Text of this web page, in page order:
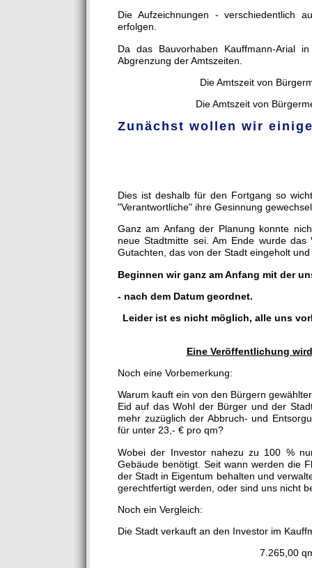
Die Aufzeichnungen - verschiedentlich
erfolgen.
Da das Bauvorhaben Kauffmann-Arial
Abgrenzung der Amtszeiten.
Die Amtszeit von
Die Amtszeit von
Zunächst wollen wir
Dies ist deshalb für den Fortgang so
"Verantwortliche" ihre Gesinnung
Ganz am Anfang der Planung konnte
neue Stadtmitte sei. Am Ende wurde das
Gutachten, das von der Stadt eingeholt
Beginnen wir ganz am Anfang mit der
- nach dem Datum geordnet.
Leider ist es nicht möglich, alle uns
Eine Veröffentlichung
Noch eine Vorbemerkung:
Warum kauft ein von den Bürgern
Eid auf das Wohl der Bürger und der
mehr zuzüglich der Abbruch- und
für unter 23,- € pro qm?
Wobei der Investor nahezu zu 100 %
Gebäude benötigt. Seit wann werden die
der Stadt in Eigentum behalten und
gerechtfertigt werden, oder sind uns nicht
Noch ein Vergleich:
Die Stadt verkauft an den Investor im
7.265,00